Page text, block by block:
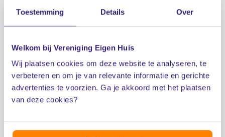
Toestemming Details Over
Welkom bij Vereniging Eigen Huis
Wij plaatsen cookies om deze website te analyseren, te
verbeteren en om je van relevante informatie en gerichte
advertenties te voorzien. Ga je akkoord met het plaatsen
van deze cookies?
Vereniging Eigen Huis namens +800.000 leden voor
de beste voorwaarden en een eerlijke premie. Stap nu
op je opstal-, inboedel- en/of
aansprakelijkheidsverzekering. Kies zelf wat je nodig
hebt.
Bereken je premie